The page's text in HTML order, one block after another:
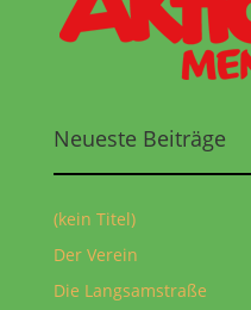
Neueste Beiträge
(kein Titel)
Der Verein
Die Langsamstraße